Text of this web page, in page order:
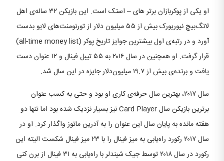
او یکی از پوکربازان برتر های – استک است. این بازیکن ۳۲ ساله‌ی اهل
لانگ‌بیچ نیوریورک بیش از ۵۵ میلیون دلار از تورنومنت‌های لایو بدست
آورد و در رتبه‌ی اول بیشترین جوایز تاریخ پوکر (all-time money list)
قرار گرفت. او همچنین در سال ۲۰۱۶ به ۵۵ تیبل فینال و ۱۲ عنوان دست
یافت و برنده‌ی بیش از ۱۹.۷ میلیون‌دلار جایزه در این سال شد.
سال ۲۰۱۷، بهترین سال حرفه‌ی کاری او بود و حتی به کسب عنوان
برترین بازیکن سال Card Player نیز بسیار نزدیک شده بود اما تنها دو
هفته مانده به پایان سال این عنوان را به آدرین ماتوز واگذار کرد. او در
سال ۲۰۱۷ رکورد راه‌یابی به میز فینال را با ۲۳ میز فینال شکست الیته این
رکورد در سال ۲۰۱۸ توسط جیک شیندلر با راه‌یابی به ۳۱ فینال از برن کنی